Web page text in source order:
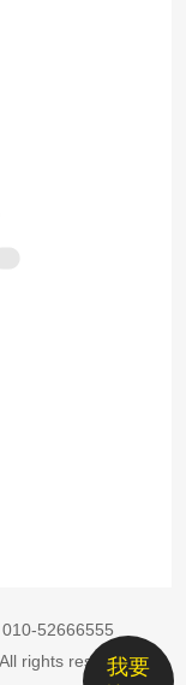
我要
010-52666555
rights reserved